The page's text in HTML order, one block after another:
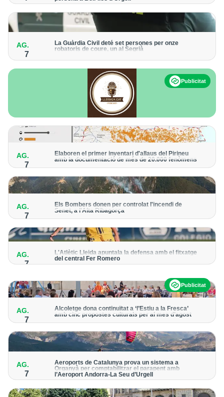
forma progressiva
AG.
7
La Guàrdia Civil deté set persones per onze
robatoris de coure, un al Segrià
Publicitat
AG.
7
Elaboren el primer inventari d'allaus del Pirineu
amb la documentació de més de 20.000 fenòmens
Obra de l'Institut Cartogràfic i Geològic de Catalunya, amb
AG.
7
Els Bombers donen per controlat l'incendi de
Senet, a l'Alta Ribagorça
El cos manté la vigilància de la zona amb drons i mitjans aeris
AG.
7
L'Atlètic Lleida apuntala la defensa amb el fitxatge
del central Fer Romero
Publicitat
AG.
7
Alcoletge dona continuïtat a ‘l’Estiu a la Fresca’
amb cinc propostes culturals per al mes d’agost
Un dels grans protagonistes de la programació serà
AG.
7
Aeroports de Catalunya prova un sistema a
Organyà per comptabilitzar el parapent amb
l’Aeroport Andorra-La Seu d’Urgell
mòbil per donar pas als avions amb vols instrumentals